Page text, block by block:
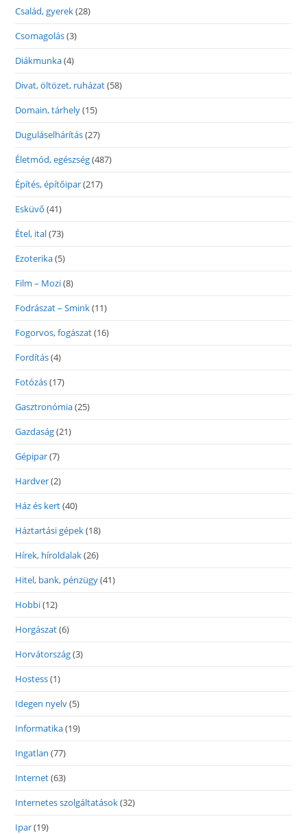
Család, gyerek(28)
Csomagolás(3)
Diákmunka(4)
Divat, öltözet, ruházat(58)
Domain, tárhely(15)
Duguláselhárítás(27)
Életmód, egészség(487)
Építés, építőipar(217)
Esküvő (41)
Étel, ital(73)
Ezoterika(5)
Film – Mozi(8)
Fodrászat – Smink(11)
Fogorvos, fogászat(16)
Fordítás(4)
Fotózás(17)
Gasztronómia(25)
Gazdaság(21)
Gépipar(7)
Hardver(2)
Ház és kert(40)
Háztartási gépek(18)
Hírek, híroldalak(26)
Hitel, bank, pénzügy(41)
Hobbi(12)
Horgászat(6)
Horvátország(3)
Hostess(1)
Idegen nyelv(5)
Informatika(19)
Ingatlan (77)
Internet(63)
Internetes szolgáltatások(32)
Ipar(19)